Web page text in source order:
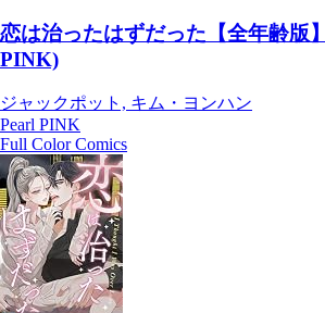
恋は治ったはずだった【全年齢版
PINK)
ジャックポット, キム・ヨンハン
Pearl PINK
Full Color Comics